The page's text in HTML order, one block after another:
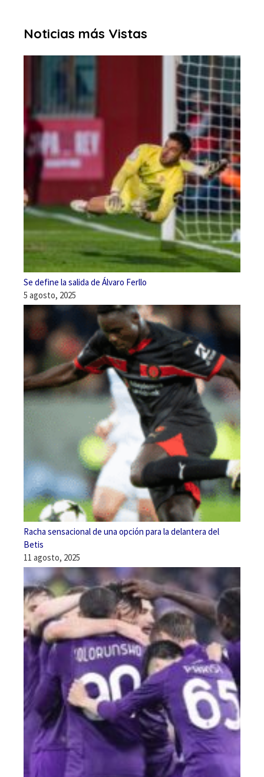
Noticias más Vistas
Se define la salida de Álvaro Ferllo
5 agosto, 2025
Racha sensacional de una opción para la delantera del
Betis
11 agosto, 2025